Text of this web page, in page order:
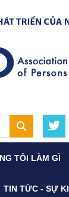
TÔI LÀM GÌ
TIN TỨC - SỰ